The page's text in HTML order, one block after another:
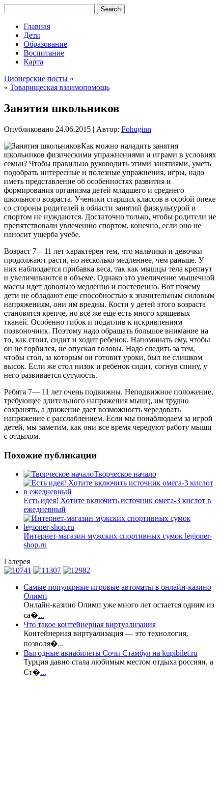
Главная
Дети
Образование
Воспитание
Карта
Пионерские посты »
« Товарищеская взаимопомощь
Занятия школьников
Опубликовано 24.06.2015 | Автор: Fohuginn
Как можно наладить занятия
школьников физическими упражнениями и играми в условиях
семьи? Чтобы правильно руководить этими занятиями, уметь
подобрать интересные и полезные упражнения, игры, надо
иметь представление об особенностях развития и
формирования организма детей младшего и среднего
школьного возраста. Ученики старших классов в особой опеке
со стороны родителей в области занятий физкультурой и
спортом не нуждаются. Достаточно только, чтобы родители не
препятствовали увлечению спортом, конечно, если оно не
наносит ущерба учебе.
Возраст 7—11 лет характерен тем, что мальчики и девочки
продолжают расти, но несколько медленнее, чем раньше. У
них наблюдается прибавка веса, так как мышцы тела крепнут
и увеличиваются в объеме. Однако это увеличение мышечной
массы идет довольно медленно и постепенно. Вот почему
дети не обладают еще способностью к значительным силовым
напряжениям, они им вредны. Кости у детей этого возраста
становятся крепче, но все же еще есть много хрящевых
тканей. Особенно гибок и податлив к искривлениям
позвоночник. Поэтому надо обращать большое внимание на
то, как стоит, сидит и ходит ребенок. Напоминать ему, чтобы
он не горбился, не опускал головы. Надо следить за тем,
чтобы стол, за которым он готовит уроки, был не слишком
высок. Если же стол низок и ребенок сидит, согнув спину, у
него развивается сутулость.
Ребята 7— 11 лет очень подвижны. Неподвижное положение,
требующее длительного напряжения мышц, им трудно
сохранять, а движение дает возможность чередовать
напряжение с расслаблением. Если мы понаблюдаем за игрой
детей, мы заметим, как они все время чередуют работу мышц
с отдыхом.
Похожие публикации
Творческое начало
Есть идея! Хотите включить источник омега-3 кислот в
ежедневный
Интернет-магазин мужских спортивных сумок legioner-
shop.ru
Галерея
Самые популярные игровые автоматы в онлайн-казино
Олимп
Онлайн-казино Олимп уже много лет остается одним из
са�...
Что такое контейнерная виртуализация
Контейнерная виртуализация — это технология,
позволя�...
Выгодные авиабилеты Сочи Стамбул на kupibilet.ru
Турция давно стала любимым местом отдыха россиян, а
Ст�...